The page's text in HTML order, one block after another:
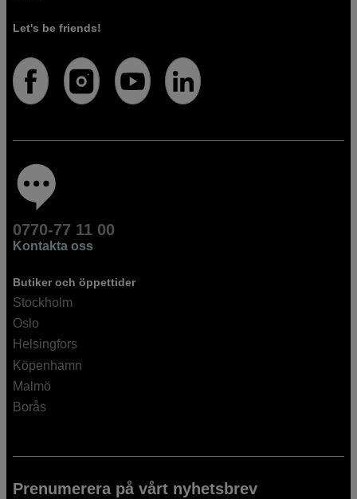
Let's be friends!
0770-77 11 00
Kontakta oss
Butiker och öppettider
Stockholm
Oslo
Helsingfors
Köpenhamn
Malmö
Borås
Prenumerera på vårt nyhetsbrev